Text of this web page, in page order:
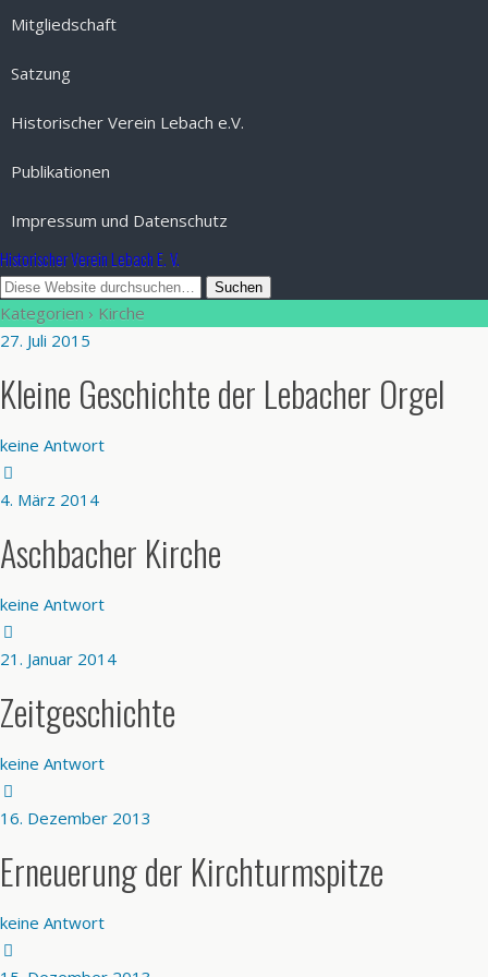
Mitgliedschaft
Satzung
Historischer Verein Lebach e.V.
Publikationen
Impressum und Datenschutz
Historischer Verein Lebach E. V.
Kategorien › Kirche
27. Juli 2015
Kleine Geschichte der Lebacher Orgel
keine Antwort
4. März 2014
Aschbacher Kirche
keine Antwort
21. Januar 2014
Zeitgeschichte
keine Antwort
16. Dezember 2013
Erneuerung der Kirchturmspitze
keine Antwort